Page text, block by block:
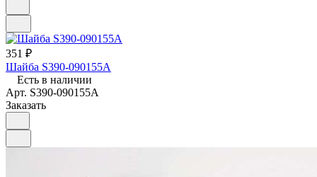
351 ₽
Шайба S390-090155A
Есть в наличии
Арт. S390-090155A
Заказать